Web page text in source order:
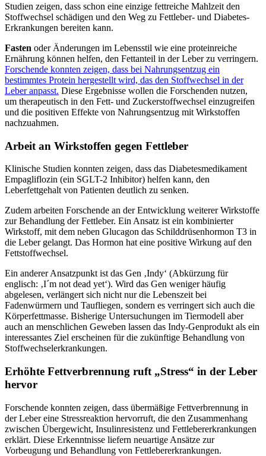
Studien zeigen, dass schon eine einzige fettreiche Mahlzeit den
Stoffwechsel schädigen und den Weg zu Fettleber- und Diabetes-
Erkrankungen bereiten kann.
Fasten oder Änderungen im Lebensstil wie eine proteinreiche
Ernährung können helfen, den Fettanteil in der Leber zu verringern.
Forschende konnten zeigen, dass bei Nahrungsentzug ein
bestimmtes Protein hergestellt wird, das den Stoffwechsel in der
Leber anpasst. Diese Ergebnisse wollen die Forschenden nutzen,
um therapeutisch in den Fett- und Zuckerstoffwechsel einzugreifen
und die positiven Effekte von Nahrungsentzug mit Wirkstoffen
nachzuahmen.
Arbeit an Wirkstoffen gegen Fettleber
Klinische Studien konnten zeigen, dass das Diabetesmedikament
Empagliflozin (ein SGLT-2 Inhibitor) helfen kann, den
Leberfettgehalt von Patienten deutlich zu senken.
Zudem arbeiten Forschende an der Entwicklung weiterer Wirkstoffe
zur Behandlung der Fettleber. Ein Ansatz ist ein kombinierter
Wirkstoff, mit dem neben Glucagon das Schilddrüsenhormon T3 in
die Leber gelangt. Das Hormon hat eine positive Wirkung auf den
Fettstoffwechsel.
Ein anderer Ansatzpunkt ist das Gen ‚Indy‘ (Abkürzung für
englisch: ‚I´m not dead yet‘). Wird das Gen weniger häufig
abgelesen, verlängert sich nicht nur die Lebenszeit bei
Fadenwürmern und Taufliegen, sondern es verringert sich auch die
Körperfettmasse. Bisherige Untersuchungen im Tiermodell aber
auch an menschlichen Geweben lassen das Indy-Genprodukt als ein
interessantes Ziel erscheinen für die zukünftige Behandlung von
Stoffwechselerkrankungen.
Erhöhte Fettverbrennung ruft „Stress“ in der Leber
hervor
Forschende konnten zeigen, dass übermäßige Fettverbrennung in
der Leber eine Stressreaktion hervorruft, die den Zusammenhang
zwischen Übergewicht, Insulinresistenz und Fettlebererkrankungen
erklärt. Diese Erkenntnisse liefern neuartige Ansätze zur
Vorbeugung und Behandlung von Fettlebererkrankungen.